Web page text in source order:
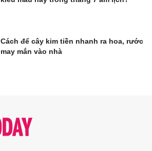
Cách để cây kim tiền nhanh ra hoa, rước
may mắn vào nhà